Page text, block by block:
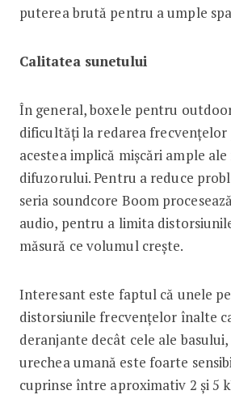
puterea brută pentru a umple
Calitatea sunetului
În general, boxele pentru
dificultăți la redarea frecvențelor
acestea implică mișcări ample
difuzorului. Pentru a reduce
seria soundcore Boom
audio, pentru a limita
măsură ce volumul crește.
Interesant este faptul că unele
distorsiunile frecvențelor înalte
deranjante decât cele ale
urechea umană este foarte
cuprinse între aproximativ 2 și 5